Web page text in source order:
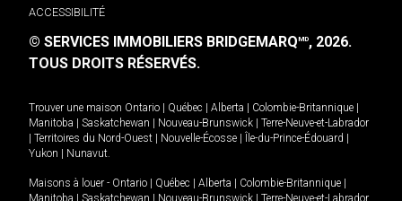
ACCESSIBILITÉ
© SERVICES IMMOBILIERS BRIDGEMARQMD, 2026.
TOUS DROITS RÉSERVÉS.
Trouver une maison Ontario Québec Alberta Colombie-Britannique
Manitoba
Saskatchewan Nouveau-Brunswick
Terre-Neuve-et-Labrador
Territoires du Nord-Ouest Nouvelle-Écosse Île-du-Prince-Édouard
Yukon
Nunavut.
Maisons à louer - Ontario Québec Alberta Colombie-Britannique
Manitoba
Saskatchewan Nouveau-Brunswick
Terre-Neuve-et-Labrador